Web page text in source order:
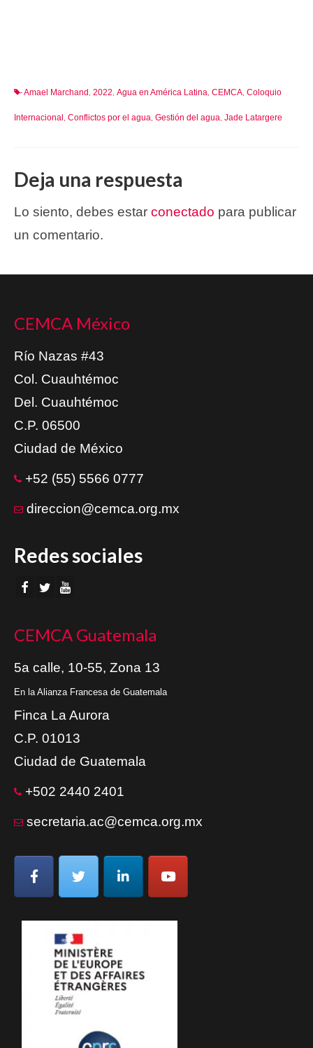
- Amael Marchand 2022 Agua en América Latina CEMCA Coloquio
Internacional Conflictos por el agua Gestión del agua Jade Latargere
Deja una respuesta
Lo siento, debes estar conectado para publicar
un comentario.
CEMCA México
Río Nazas #43
Col. Cuauhtémoc
Del. Cuauhtémoc
C.P. 06500
Ciudad de México
+52 (55) 5566 0777
direccion@cemca.org.mx
Redes sociales
CEMCA Guatemala
5a calle, 10-55, Zona 13
En la Alianza Francesa de Guatemala
Finca La Aurora
C.P. 01013
Ciudad de Guatemala
+502 2440 2401
secretaria.ac@cemca.org.mx